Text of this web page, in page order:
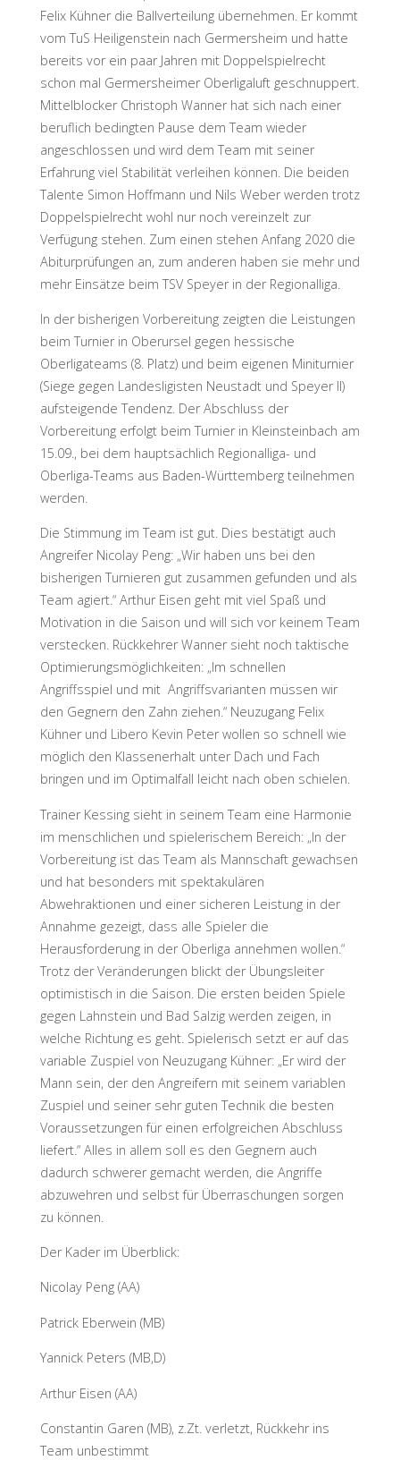
Felix Kühner die Ballverteilung übernehmen. Er kommt
vom TuS Heiligenstein nach Germersheim und hatte
bereits vor ein paar Jahren mit Doppelspielrecht
schon mal Germersheimer Oberligaluft geschnuppert.
Mittelblocker Christoph Wanner hat sich nach einer
beruflich bedingten Pause dem Team wieder
angeschlossen und wird dem Team mit seiner
Erfahrung viel Stabilität verleihen können. Die beiden
Talente Simon Hoffmann und Nils Weber werden trotz
Doppelspielrecht wohl nur noch vereinzelt zur
Verfügung stehen. Zum einen stehen Anfang 2020 die
Abiturprüfungen an, zum anderen haben sie mehr und
mehr Einsätze beim TSV Speyer in der Regionalliga.
In der bisherigen Vorbereitung zeigten die Leistungen
beim Turnier in Oberursel gegen hessische
Oberligateams (8. Platz) und beim eigenen Miniturnier
(Siege gegen Landesligisten Neustadt und Speyer II)
aufsteigende Tendenz. Der Abschluss der
Vorbereitung erfolgt beim Turnier in Kleinsteinbach am
15.09., bei dem hauptsächlich Regionalliga- und
Oberliga-Teams aus Baden-Württemberg teilnehmen
werden.
Die Stimmung im Team ist gut. Dies bestätigt auch
Angreifer Nicolay Peng: „Wir haben uns bei den
bisherigen Turnieren gut zusammen gefunden und als
Team agiert.“ Arthur Eisen geht mit viel Spaß und
Motivation in die Saison und will sich vor keinem Team
verstecken. Rückkehrer Wanner sieht noch taktische
Optimierungsmöglichkeiten: „Im schnellen
Angriffsspiel und mit Angriffsvarianten müssen wir
den Gegnern den Zahn ziehen.“ Neuzugang Felix
Kühner und Libero Kevin Peter wollen so schnell wie
möglich den Klassenerhalt unter Dach und Fach
bringen und im Optimalfall leicht nach oben schielen.
Trainer Kessing sieht in seinem Team eine Harmonie
im menschlichen und spielerischem Bereich: „In der
Vorbereitung ist das Team als Mannschaft gewachsen
und hat besonders mit spektakulären
Abwehraktionen und einer sicheren Leistung in der
Annahme gezeigt, dass alle Spieler die
Herausforderung in der Oberliga annehmen wollen.“
Trotz der Veränderungen blickt der Übungsleiter
optimistisch in die Saison. Die ersten beiden Spiele
gegen Lahnstein und Bad Salzig werden zeigen, in
welche Richtung es geht. Spielerisch setzt er auf das
variable Zuspiel von Neuzugang Kühner: „Er wird der
Mann sein, der den Angreifern mit seinem variablen
Zuspiel und seiner sehr guten Technik die besten
Voraussetzungen für einen erfolgreichen Abschluss
liefert.“ Alles in allem soll es den Gegnern auch
dadurch schwerer gemacht werden, die Angriffe
abzuwehren und selbst für Überraschungen sorgen
zu können.
Der Kader im Überblick:
Nicolay Peng (AA)
Patrick Eberwein (MB)
Yannick Peters (MB,D)
Arthur Eisen (AA)
Constantin Garen (MB), z.Zt. verletzt, Rückkehr ins
Team unbestimmt